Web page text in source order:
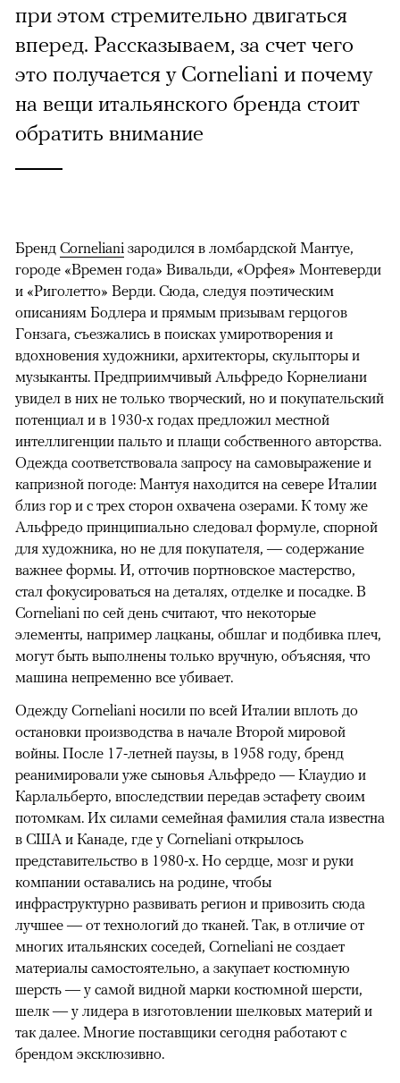
при этом стремительно двигаться
вперед. Рассказываем, за счет чего
это получается у Corneliani и почему
на вещи итальянского бренда стоит
обратить внимание
Бренд Corneliani зародился в ломбардской Мантуе,
городе «Времен года» Вивальди, «Орфея» Монтеверди
и «Риголетто» Верди. Сюда, следуя поэтическим
описаниям Бодлера и прямым призывам герцогов
Гонзага, съезжались в поисках умиротворения и
вдохновения художники, архитекторы, скульпторы и
музыканты. Предприимчивый Альфредо Корнелиани
увидел в них не только творческий, но и покупательский
потенциал и в 1930-х годах предложил местной
интеллигенции пальто и плащи собственного авторства.
Одежда соответствовала запросу на самовыражение и
капризной погоде: Мантуя находится на севере Италии
близ гор и с трех сторон охвачена озерами. К тому же
Альфредо принципиально следовал формуле, спорной
для художника, но не для покупателя, — содержание
важнее формы. И, отточив портновское мастерство,
стал фокусироваться на деталях, отделке и посадке. В
Corneliani по сей день считают, что некоторые
элементы, например лацканы, обшлаг и подбивка плеч,
могут быть выполнены только вручную, объясняя, что
машина непременно все убивает.
Одежду Corneliani носили по всей Италии вплоть до
остановки производства в начале Второй мировой
войны. После 17-летней паузы, в 1958 году, бренд
реанимировали уже сыновья Альфредо — Клаудио и
Карлальберто, впоследствии передав эстафету своим
потомкам. Их силами семейная фамилия стала известна
в США и Канаде, где у Corneliani открылось
представительство в 1980-х. Но сердце, мозг и руки
компании оставались на родине, чтобы
инфраструктурно развивать регион и привозить сюда
лучшее — от технологий до тканей. Так, в отличие от
многих итальянских соседей, Corneliani не создает
материалы самостоятельно, а закупает костюмную
шерсть — у самой видной марки костюмной шерсти,
шелк — у лидера в изготовлении шелковых материй и
так далее. Многие поставщики сегодня работают с
брендом эксклюзивно.